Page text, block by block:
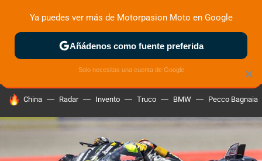
ZONA DE PRUEBAS DEPORTIVAS MOTOS ELÉCTRICAS
HOY SE HABLA DE
China Radar Invento Truco BMW Pecco Bagnaia
×
Ya puedes ver más de Motorpasion Moto en Google
Añádenos como fuente preferida
Solo necesitas una cuenta de Google